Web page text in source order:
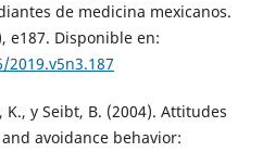
de medicina mexicanos.
e187. Disponible en:
y Seibt, B. (2004). Attitudes
avoidance behavior: